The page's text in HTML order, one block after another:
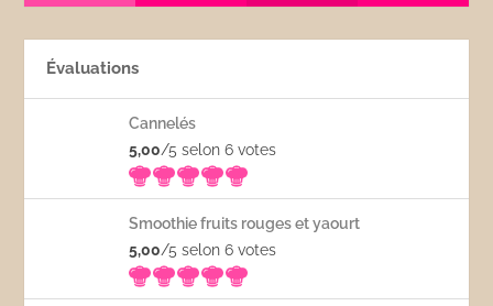
Évaluations
Cannelés
5,00/5 selon 6votes
Smoothie fruits rouges et yaourt
5,00/5 selon 6votes